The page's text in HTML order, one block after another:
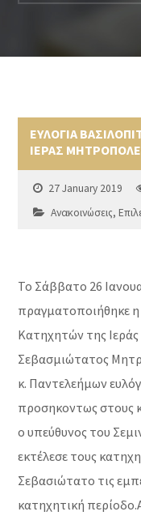
ΕΥΛΟΓΙΑ
ΙΕΡΑΣ
27 January 2019
Ανακοινώσεις,
Το Σάββατο 26
πραγματοποιήθηκε
Κατηχητών της
Σεβασμιώτατος
κ. Παντελεήμων
προσηκοντως στους
ο υπεύθυνος του
εκτέλεσε τους
Σεβασιώτατο τις
κατηχητική